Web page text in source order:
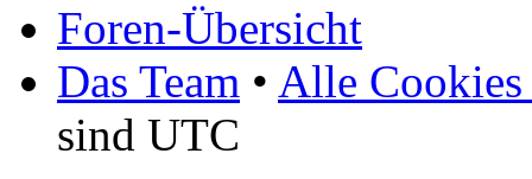
Foren-Übersicht
Das Team • Alle Cookies
sind UTC